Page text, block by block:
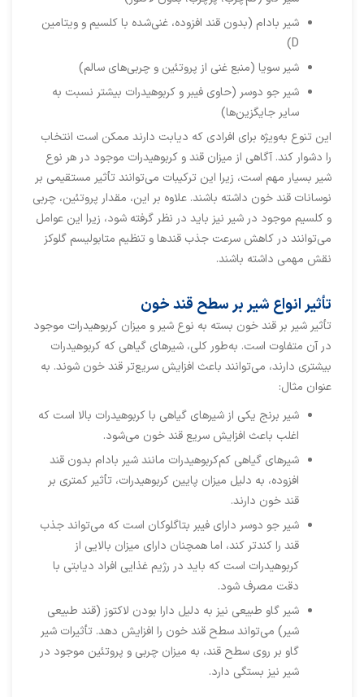
شیر بادام (بدون قند افزوده، غنی‌شده با کلسیم و ویتامین
D)
شیر سویا (منبع غنی از پروتئین و چربی‌های سالم)
شیر جو دوسر (حاوی فیبر و کربوهیدرات بیشتر نسبت به
سایر جایگزین‌ها)
این تنوع به‌ویژه برای افرادی که دیابت دارند ممکن است انتخاب
را دشوار کند. آگاهی از میزان قند و کربوهیدرات موجود در هر نوع
شیر بسیار مهم است، زیرا این ترکیبات می‌توانند تأثیر مستقیمی بر
نوسانات قند خون داشته باشند. علاوه بر این، مقدار پروتئین، چربی
و کلسیم موجود در شیر نیز باید در نظر گرفته شود، زیرا این عوامل
می‌توانند در کاهش سرعت جذب قندها و تنظیم متابولیسم گلوکز
نقش مهمی داشته باشند.
تأثیر انواع شیر بر سطح قند خون
تأثیر شیر بر قند خون بسته به نوع شیر و میزان کربوهیدرات موجود
در آن متفاوت است. به‌طور کلی، شیرهای گیاهی که کربوهیدرات
بیشتری دارند، می‌توانند باعث افزایش سریع‌تر قند خون شوند. به
عنوان مثال:
شیر برنج یکی از شیرهای گیاهی با کربوهیدرات بالا است که
اغلب باعث افزایش سریع قند خون می‌شود.
شیرهای گیاهی کم‌کربوهیدرات مانند شیر بادام بدون قند
افزوده، به دلیل میزان پایین کربوهیدرات، تأثیر کمتری بر
قند خون دارند.
شیر جو دوسر دارای فیبر بتاگلوکان است که می‌تواند جذب
قند را کندتر کند، اما همچنان دارای میزان بالایی از
کربوهیدرات است که باید در رژیم غذایی افراد دیابتی با
دقت مصرف شود.
شیر گاو طبیعی نیز به دلیل دارا بودن لاکتوز (قند طبیعی
شیر) می‌تواند سطح قند خون را افزایش دهد. تأثیرات شیر
گاو بر روی سطح قند، به میزان چربی و پروتئین موجود در
شیر نیز بستگی دارد.